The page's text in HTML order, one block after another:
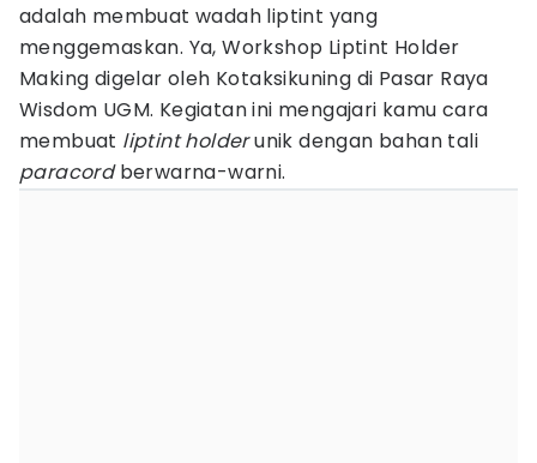
adalah membuat wadah liptint yang
menggemaskan. Ya, Workshop Liptint Holder
Making digelar oleh Kotaksikuning di Pasar Raya
Wisdom UGM. Kegiatan ini mengajari kamu cara
membuat liptint holderunik dengan bahan tali
paracordberwarna-warni.